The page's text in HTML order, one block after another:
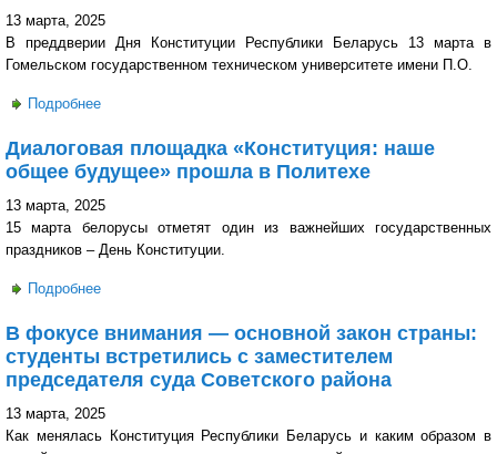
13 марта, 2025
В преддверии Дня Конституции Республики Беларусь 13 марта в
Гомельском государственном техническом университете имени П.О.
Подробнее
Диалоговая площадка «Конституция: наше
общее будущее» прошла в Политехе
13 марта, 2025
15 марта белорусы отметят один из важнейших государственных
праздников – День Конституции.
Подробнее
В фокусе внимания — основной закон страны:
студенты встретились с заместителем
председателя суда Советского района
13 марта, 2025
Как менялась Конституция Республики Беларусь и каким образом в